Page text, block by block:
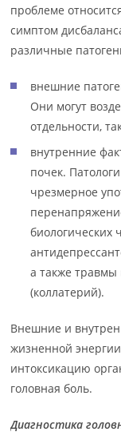
проблеме
симптом
различные
внешние
Они могут
отдельности,
внутренние
почек.
чрезмерное
биологических
а также травмы
(коллатерий).
Внешние и
жизненной
интоксикацию
головная боль.
Диагностика